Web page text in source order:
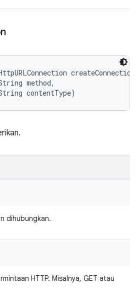
method,
contentType)
dihubungkan.
HTTP. Misalnya, GET atau